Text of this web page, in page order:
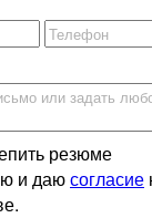
резюме
и даюсогласие